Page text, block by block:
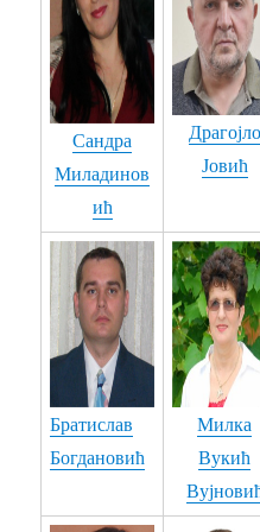
Сандра
Миладинов
ић
Драгојло
Јовић
Братислав
Богдановић
Милка
Вукић